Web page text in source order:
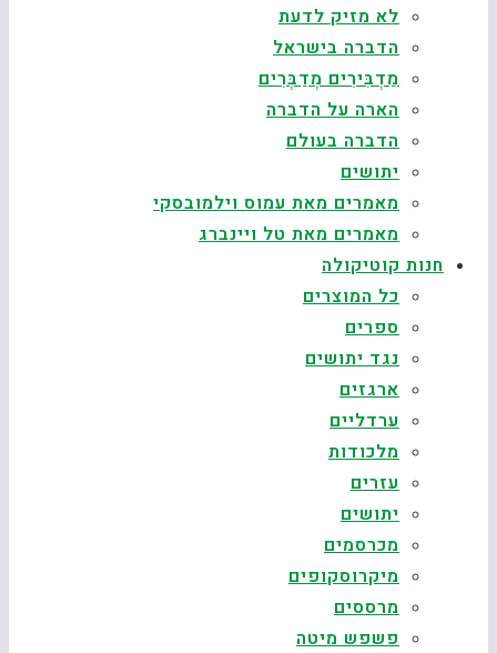
לא מזיק לדעת
הדברה בישראל
מַדְבִּירִים מְדַבְּרִים
הארה על הדברה
הדברה בעולם
יתושים
מאמרים מאת עמוס וילמובסקי
מאמרים מאת טל ויינברג
חנות קוטיקולה
כל המוצרים
ספרים
נגד יתושים
ארגזים
ערדליים
מלכודות
עזרים
יתושים
מכרסמים
מיקרוסקופים
מרססים
פשפש מיטה